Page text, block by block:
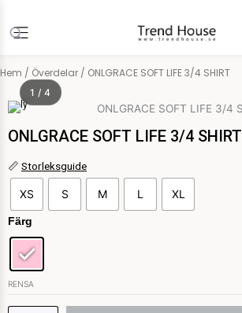
innehåll
Hem / Överdelar / ONLGRACE SOFT LIFE 3/4 SHIRT
Only
1 / 4
ONLGRACE SOFT LIFE 3/4 SHIRT
📏 Storleksguide
XS S M L XL
Färg
RENSA
ONLGRACE
SOFT
LIFE
3/4
SHIRT
mängd